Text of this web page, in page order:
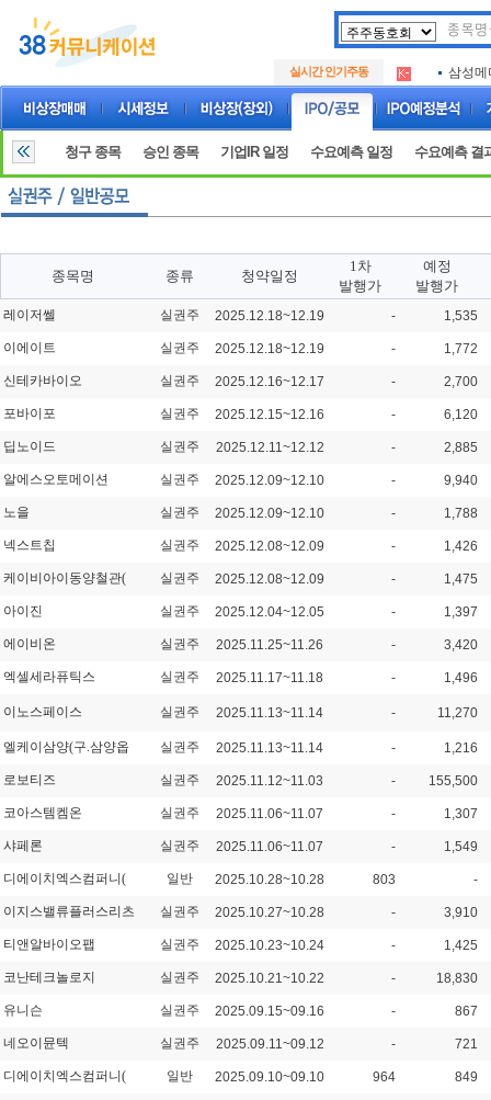
실시간 인기주동
.
아크로
삼성메
.
아크로
아하
청구 종목 승인 종목 기업IR 일정 수요예측 일정 수요예측 결
종목명 종류 청약일정
1차
발행가
예정
발행가
레이저쎌 실권주 2025.12.18~12.19 - 1,535
이에이트 실권주 2025.12.18~12.19 - 1,772
신테카바이오 실권주 2025.12.16~12.17 - 2,700
포바이포 실권주 2025.12.15~12.16 - 6,120
딥노이드 실권주 2025.12.11~12.12 - 2,885
알에스오토메이션 실권주 2025.12.09~12.10 - 9,940
노을 실권주 2025.12.09~12.10 - 1,788
넥스트칩 실권주 2025.12.08~12.09 - 1,426
케이비아이동양철관( 실권주 2025.12.08~12.09 - 1,475
아이진 실권주 2025.12.04~12.05 - 1,397
에이비온 실권주 2025.11.25~11.26 - 3,420
엑셀세라퓨틱스 실권주 2025.11.17~11.18 - 1,496
이노스페이스 실권주 2025.11.13~11.14 - 11,270
엘케이삼양(구.삼양옵 실권주 2025.11.13~11.14 - 1,216
로보티즈 실권주 2025.11.12~11.03 - 155,500
코아스템켐온 실권주 2025.11.06~11.07 - 1,307
샤페론 실권주 2025.11.06~11.07 - 1,549
디에이치엑스컴퍼니( 일반 2025.10.28~10.28 803 -
이지스밸류플러스리츠 실권주 2025.10.27~10.28 - 3,910
티앤알바이오팹 실권주 2025.10.23~10.24 - 1,425
코난테크놀로지 실권주 2025.10.21~10.22 - 18,830
유니슨 실권주 2025.09.15~09.16 - 867
네오이뮨텍 실권주 2025.09.11~09.12 - 721
디에이치엑스컴퍼니( 일반 2025.09.10~09.10 964 849